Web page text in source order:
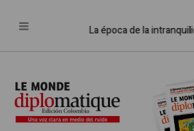
La época de la